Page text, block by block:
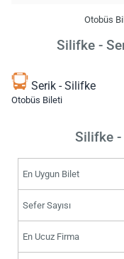
Otobüs
Silifke -
Serik - Silifke
Otobüs Bileti
Silifke -
En Uygun Bilet
Sefer Sayısı
En Ucuz Firma